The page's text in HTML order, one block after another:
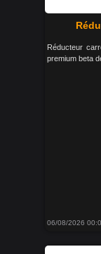
Réducteur
premium beta
06/08/2026